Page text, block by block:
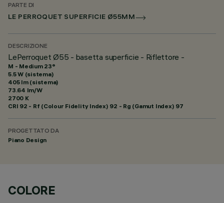
PARTE DI
LE PERROQUET SUPERFICIE Ø55MM
DESCRIZIONE
LePerroquet Ø55 - basetta superficie - Riflettore -
M - Medium 23°
5.5 W (sistema)
405 lm (sistema)
73.64 lm/W
2700 K
CRI 92 - Rf (Colour Fidelity Index) 92 - Rg (Gamut Index) 97
PROGETTATO DA
Piano Design
COLORE